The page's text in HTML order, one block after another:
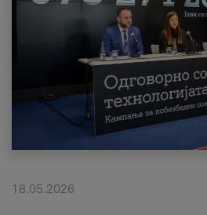
МК EN SQ
Деловни
Поддршка
Надополни кредит
18.05.2026